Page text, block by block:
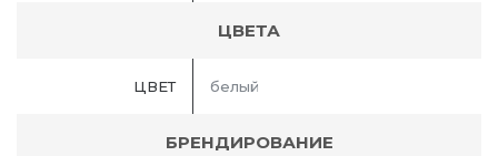
ЦВЕТА
ЦВЕТ белый
БРЕНДИРОВАНИЕ